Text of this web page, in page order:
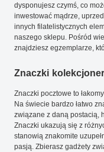
dysponujesz czymś, co
inwestować mądrze,
innych filatelistycznych
naszego sklepu. Pośród
znajdziesz egzemplarze,
Znaczki
Znaczki pocztowe to
Na świecie bardzo łatwo
związane z daną postacią,
Znaczki ukazują się z
stanowią znakomite
pasją. Zbierasz gadżety